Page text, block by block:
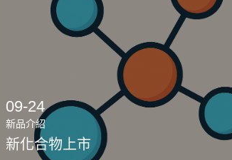
09-24
新品介紹
新化合物上市